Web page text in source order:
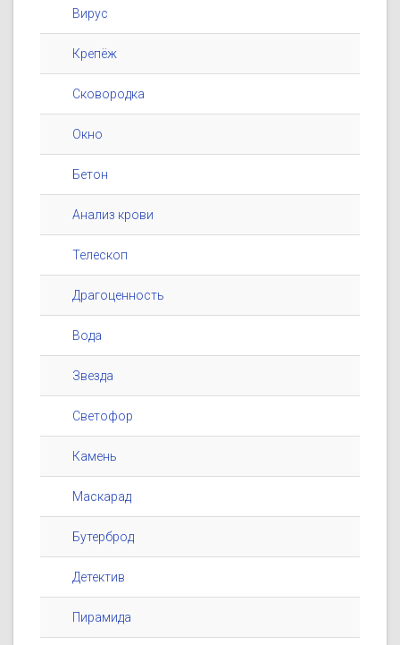
Вирус
Крепёж
Сковородка
Окно
Бетон
Анализ крови
Телескоп
Драгоценность
Вода
Звезда
Светофор
Камень
Маскарад
Бутерброд
Детектив
Пирамида